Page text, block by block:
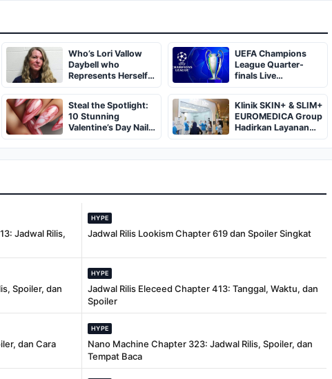
Who’s Lori Vallow
Daybell who
Represents Herself
in Fourth Husband's
Murder Trial
UEFA Champions
League Quarter-
finals Live
Streaming: Leg 1
Fixtures, Timings,
When And Where To
Watch
Steal the Spotlight:
10 Stunning
Valentine’s Day Nail
Ideas You’ll Love!
Klinik SKIN+ & SLIM+
EUROMEDICA Group
Hadirkan Layanan
Kecantikan Terkini
Melalui Pembukaan
Cabang ke-102 dan
Jadwal Rilis,
HYPE
Jadwal Rilis Lookism Chapter 619 dan Spoiler Singkat
Spoiler, dan
HYPE
Jadwal Rilis Eleceed Chapter 413: Tanggal, Waktu, dan
Spoiler
dan Cara
HYPE
Nano Machine Chapter 323: Jadwal Rilis, Spoiler, dan
Tempat Baca